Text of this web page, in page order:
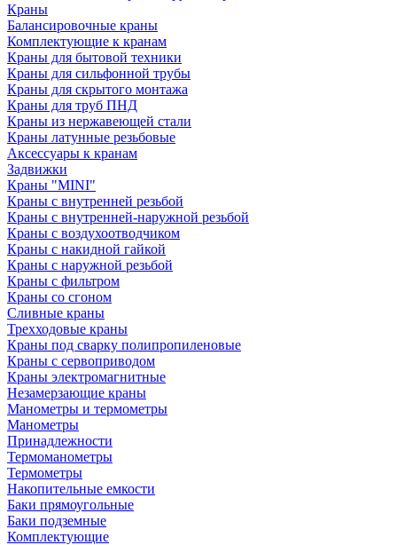
Краны
Балансировочные краны
Комплектующие к кранам
Краны для бытовой техники
Краны для сильфонной трубы
Краны для скрытого монтажа
Краны для труб ПНД
Краны из нержавеющей стали
Краны латунные резьбовые
Аксессуары к кранам
Задвижки
Краны "MINI"
Краны с внутренней резьбой
Краны с внутренней-наружной резьбой
Краны с воздухоотводчиком
Краны с накидной гайкой
Краны с наружной резьбой
Краны с фильтром
Краны со сгоном
Сливные краны
Трехходовые краны
Краны под сварку полипропиленовые
Краны с сервоприводом
Краны электромагнитные
Незамерзающие краны
Манометры и термометры
Манометры
Принадлежности
Термоманометры
Термометры
Накопительные емкости
Баки прямоугольные
Баки подземные
Комплектующие